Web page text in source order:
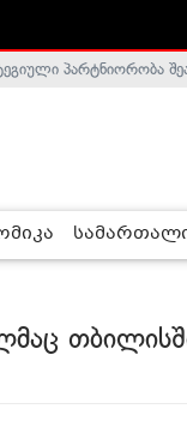
არალეგიტიმურია -
პარტნიორობა